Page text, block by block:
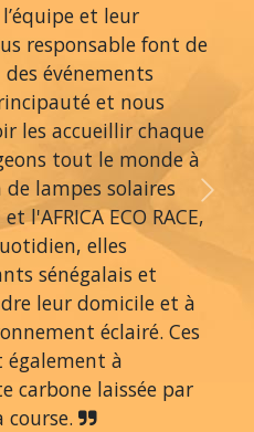
et leur
responsable font de
des événements
et nous
les accueillir chaque
tout le monde à
lampes solaires
l'AFRICA ECO RACE,
elles
sénégalais et
leur domicile et à
éclairé. Ces
à
carbone laissée par
course.
Next